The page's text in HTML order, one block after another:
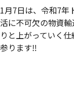
1月7日は、令和7年
活に不可欠の物資
りと上がっていく
参ります‼️